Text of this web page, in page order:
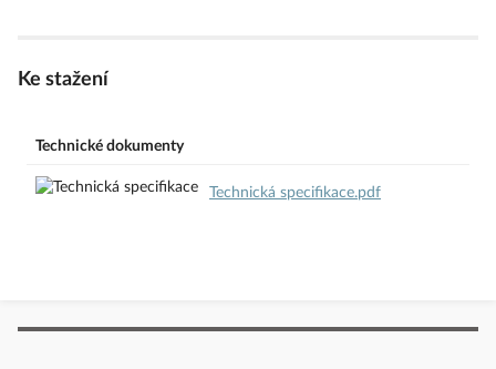
Ke stažení
Technické dokumenty
Technická specifikace.pdf